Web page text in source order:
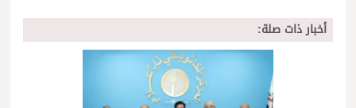
أخبار ذات صلة: